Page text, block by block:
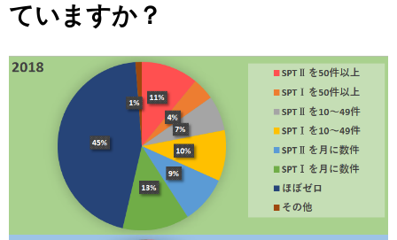
ていますか？